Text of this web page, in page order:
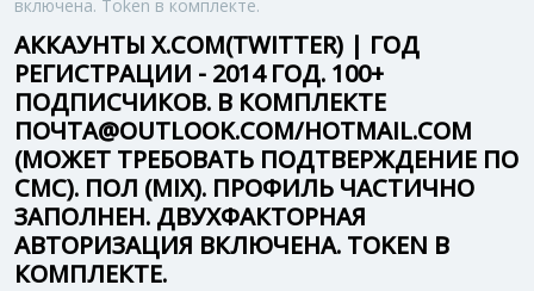
включена. Token в комплекте.
АККАУНТЫ X.COM(TWITTER) | ГОД
РЕГИСТРАЦИИ - 2014 ГОД. 100+
ПОДПИСЧИКОВ. В КОМПЛЕКТЕ
ПОЧТА@OUTLOOK.COM/HOTMAIL.COM
(МОЖЕТ ТРЕБОВАТЬ ПОДТВЕРЖДЕНИЕ ПО
СМС). ПОЛ (MIX). ПРОФИЛЬ ЧАСТИЧНО
ЗАПОЛНЕН. ДВУХФАКТОРНАЯ
АВТОРИЗАЦИЯ ВКЛЮЧЕНА. TOKEN В
КОМПЛЕКТЕ.